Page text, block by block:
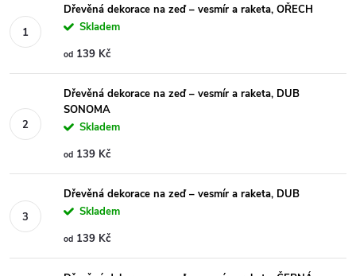
Dřevěná dekorace na zeď – vesmír a raketa, OŘECH
Skladem
od 139 Kč
Dřevěná dekorace na zeď – vesmír a raketa, DUB
SONOMA
Skladem
od 139 Kč
Dřevěná dekorace na zeď – vesmír a raketa, DUB
Skladem
od 139 Kč